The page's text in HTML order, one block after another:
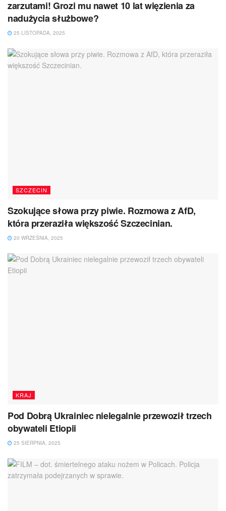
zarzutami! Grozi mu nawet 10 lat więzienia za
nadużycia służbowe?
25 LISTOPADA, 2025
SZCZECIN
Szokujące słowa przy piwie. Rozmowa z AfD,
która przeraziła większość Szczecinian.
20 WRZEŚNIA, 2025
KRAJ
Pod Dobrą Ukrainiec nielegalnie przewoził trzech
obywateli Etiopii
25 SIERPNIA, 2025